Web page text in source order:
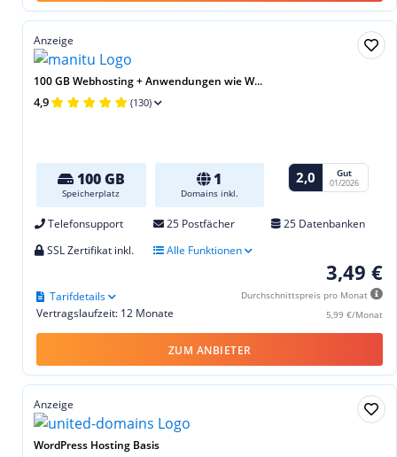
Anzeige
100 GB Webhosting + Anwendungen wie W...
4,9 (130)
100 GB
Speicherplatz
1
Domains inkl.
2,0 Gut
01/2026
Telefonsupport 25 Postfächer
25 Datenbanken
SSL Zertifikat inkl.
Alle Funktionen
3,49 €
Durchschnittspreis pro Monat
5,99 €/Monat
Vertragslaufzeit: 12 Monate
Tarifdetails
ZUM ANBIETER
Anzeige
WordPress Hosting Basis